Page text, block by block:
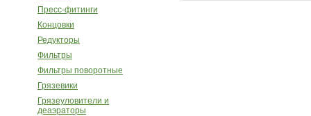
Пресс-фитинги
Концовки
Редукторы
Фильтры
Фильтры поворотные
Грязевики
Грязеуловители и
деаэраторы